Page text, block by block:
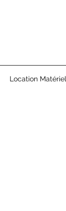
Location Matériel